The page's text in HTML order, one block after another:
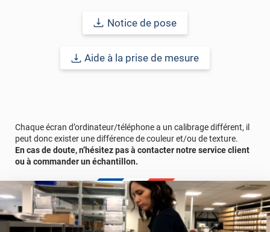
conséquent, vous et toute autre personne pourrez voir à travers.
Nous vous recommandons donc d'éviter ces couleurs et de
Comment commander votre film décoration intérieure pour vitre
Étape 2 : Passer votre commande comme vous le feriez
habituellement.
Etape 3 : Une fois votre commande passée et validée, l'un de nos
spécialistes prendra contact avec vous. Il faudra alors que vous
sur le film. Nous acceptons les formats suivants : Illustrator
(.ai/.eps/.svg), Photoshop (.psd), PDF vectoriel (ex:Canva) et
PNG.
Etape 4 : Une fois votre fichier reçu, nos équipes imprimeront
votre réalisation. Nous utilisons une imprimante dernière
Notice de pose
Aide à la prise de mesure
Chaque écran d’ordinateur/téléphone a un calibrage différent, il
peut donc exister une différence de couleur et/ou de texture.
En cas de doute, n’hésitez pas à contacter notre service client
ou à commander un échantillon.